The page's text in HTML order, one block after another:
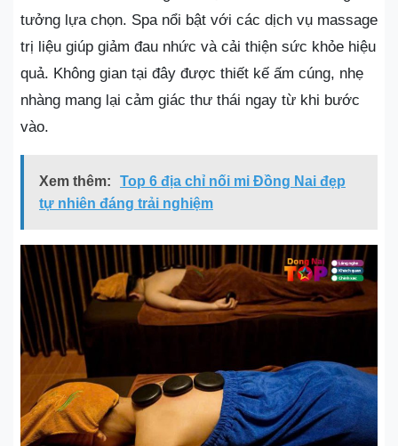
tưởng lựa chọn. Spa nổi bật với các dịch vụ massage
trị liệu giúp giảm đau nhức và cải thiện sức khỏe hiệu
quả. Không gian tại đây được thiết kế ấm cúng, nhẹ
nhàng mang lại cảm giác thư thái ngay từ khi bước
vào.
Xem thêm:
Top 6 địa chỉ nối mi Đồng Nai đẹp
tự nhiên đáng trải nghiệm